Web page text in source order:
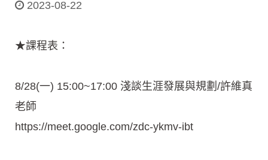
2023-08-22
★課程表：
8/28(一) 15:00~17:00 淺談生涯發展與規劃/許維真
老師
https://meet.google.com/zdc-ykmv-ibt